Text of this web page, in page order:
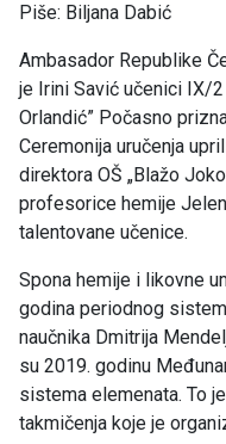
Piše: Biljana Dabić
Ambasador Republike
je Irini Savić učenici IX/
Orlandić” Počasno
Ceremonija uručenja
direktora OŠ „Blažo
profesorice hemije
talentovane učenice.
Spona hemije i likovne
godina periodnog
naučnika Dmitrija
su 2019. godinu
sistema elemenata. To
takmičenja koje je